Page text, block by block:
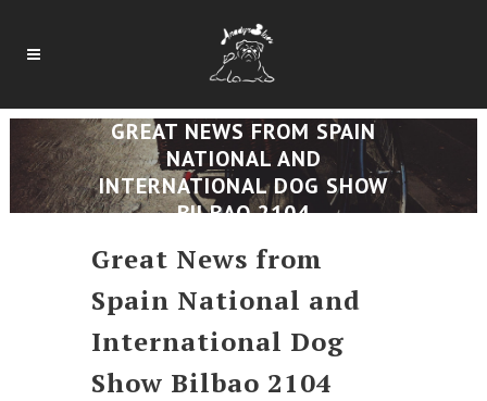
GREAT NEWS FROM SPAIN
NATIONAL AND
INTERNATIONAL DOG SHOW
BILBAO 2104
Great News from
Spain National and
International Dog
Show Bilbao 2104